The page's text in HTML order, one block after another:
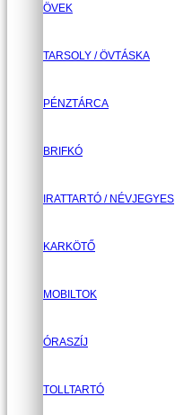
ÖVEK
TARSOLY / ÖVTÁSKA
PÉNZTÁRCA
BRIFKÓ
IRATTARTÓ / NÉVJEGYES
KARKÖTŐ
MOBILTOK
ÓRASZÍJ
TOLLTARTÓ